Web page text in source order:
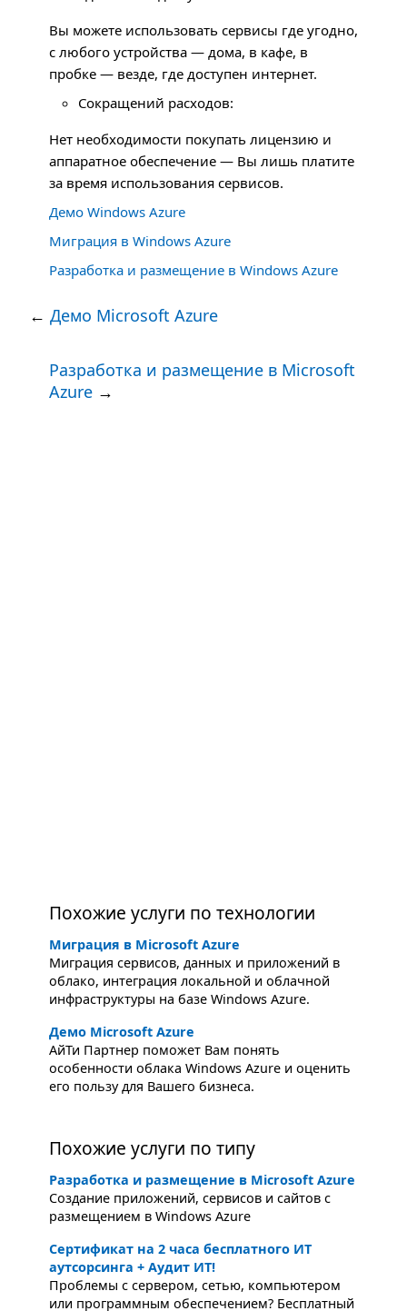
Вы можете использовать сервисы где угодно,
с любого устройства — дома, в кафе, в
пробке — везде, где доступен интернет.
Сокращений расходов:
Нет необходимости покупать лицензию и
аппаратное обеспечение — Вы лишь платите
за время использования сервисов.
Демо Windows Azure
Миграция в Windows Azure
Разработка и размещение в Windows Azure
←Демо Microsoft Azure
Разработка и размещение в Microsoft
Azure→
Похожие услуги по технологии
Миграция в Microsoft Azure
Миграция сервисов, данных и приложений в
облако, интеграция локальной и облачной
инфраструктуры на базе Windows Azure.
Демо Microsoft Azure
АйТи Партнер поможет Вам понять
особенности облака Windows Azure и оценить
его пользу для Вашего бизнеса.
Похожие услуги по типу
Разработка и размещение в Microsoft Azure
Создание приложений, сервисов и сайтов с
размещением в Windows Azure
Сертификат на 2 часа бесплатного ИТ
аутсорсинга + Аудит ИТ!
Проблемы с сервером, сетью, компьютером
или программным обеспечением? Бесплатный